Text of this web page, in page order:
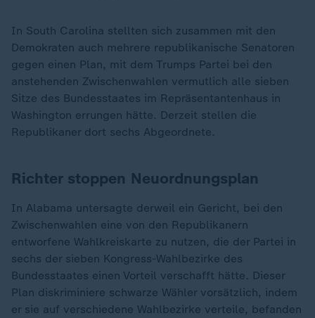
In South Carolina stellten sich zusammen mit den
Demokraten auch mehrere republikanische Senatoren
gegen einen Plan, mit dem Trumps Partei bei den
anstehenden Zwischenwahlen vermutlich alle sieben
Sitze des Bundesstaates im Repräsentantenhaus in
Washington errungen hätte. Derzeit stellen die
Republikaner dort sechs Abgeordnete.
Richter stoppen Neuordnungsplan
In Alabama untersagte derweil ein Gericht, bei den
Zwischenwahlen eine von den Republikanern
entworfene Wahlkreiskarte zu nutzen, die der Partei in
sechs der sieben Kongress-Wahlbezirke des
Bundesstaates einen Vorteil verschafft hätte. Dieser
Plan diskriminiere schwarze Wähler vorsätzlich, indem
er sie auf verschiedene Wahlbezirke verteile, befanden